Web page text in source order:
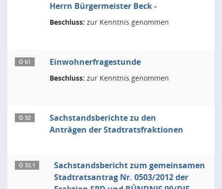
Herrn Bürgermeister Beck -
Beschluss: zur Kenntnis genommen
Ö 61 Einwohnerfragestunde
Beschluss: zur Kenntnis genommen
Ö 32
Sachstandsberichte zu den
Anträgen der Stadtratsfraktionen
Ö 32.1
Sachstandsbericht zum gemeinsamen
Stadtratsantrag Nr. 0503/2012 der